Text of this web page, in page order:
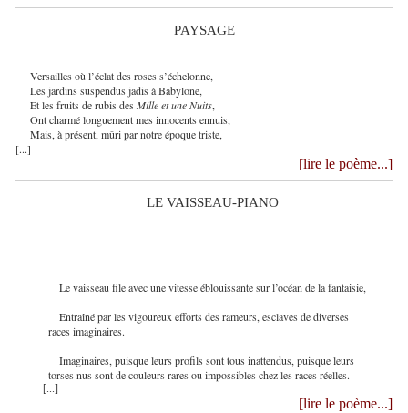
PAYSAGE
Versailles où l’éclat des roses s’échelonne,
Les jardins suspendus jadis à Babylone,
Et les fruits de rubis des Mille et une Nuits,
Ont charmé longuement mes innocents ennuis,
Mais, à présent, mûri par notre époque triste,
[...]
[lire le poème...]
LE VAISSEAU-PIANO
Le vaisseau file avec une vitesse éblouissante sur l’océan de la fantaisie,
Entraîné par les vigoureux efforts des rameurs, esclaves de diverses
races imaginaires.
Imaginaires, puisque leurs profils sont tous inattendus, puisque leurs
torses nus sont de couleurs rares ou impossibles chez les races réelles.
[...]
[lire le poème...]